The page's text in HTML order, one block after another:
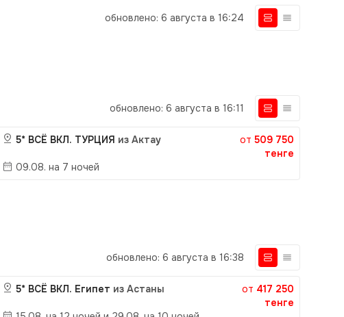
обновлено: 6 августа в 16:24
обновлено: 6 августа в 16:11
5* ВСЁ ВКЛ. ТУРЦИЯ из Актау от 509 750
тенге
09.08. на 7 ночей
обновлено: 6 августа в 16:38
5* ВСЁ ВКЛ. Египет из Астаны от 417 250
тенге